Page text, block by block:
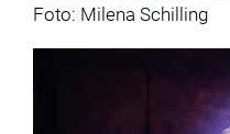
Foto: Milena Schilling